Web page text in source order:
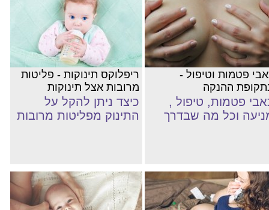
פטמות וטיפול -
ההנקה
פטמות, טיפול ,
וכל מה שבדרך
ריפלוקס תינוקות - פליטות
מרובות אצל תינוקות
כיצד ניתן להקל על
התינוק מפליטות מרובות